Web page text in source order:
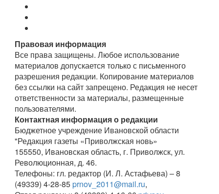
Правовая информация
Все права защищены. Любое использование
материалов допускается только с письменного
разрешения редакции. Копирование материалов
без ссылки на сайт запрещено. Редакция не несет
ответственности за материалы, размещенные
пользователями.
Контактная информация о редакции
Бюджетное учреждение Ивановской области
"Редакция газеты «Приволжская новь»
155550, Ивановская область, г. Приволжск, ул.
Революционная, д. 46.
Телефоны: гл. редактор (И. Л. Астафьева) – 8
(49339) 4-28-85prnov_2011@mail.ru,